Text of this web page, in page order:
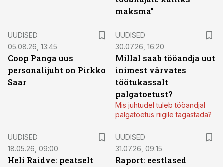
maksma”
UUDISED
05.08.26, 13:45
Coop Panga uus
personalijuht on Pirkko
Saar
UUDISED
30.07.26, 16:20
Millal saab tööandja uut
inimest värvates
töötukassalt
palgatoetust?
Mis juhtudel tuleb tööandjal
palgatoetus riigile tagastada?
UUDISED
18.05.26, 09:00
Heli Raidve: peatselt
UUDISED
31.07.26, 09:15
Raport: eestlased